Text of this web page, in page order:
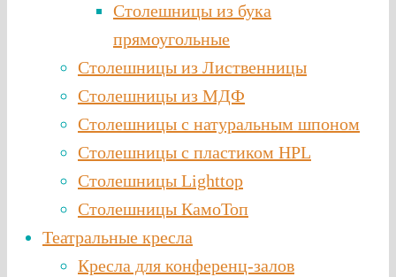
Столешницы из бука
прямоугольные
Столешницы из Лиственницы
Столешницы из МДФ
Столешницы с натуральным шпоном
Столешницы c пластиком HPL
Столешницы Lighttop
Столешницы КамоТоп
Театральные кресла
Кресла для конференц-залов